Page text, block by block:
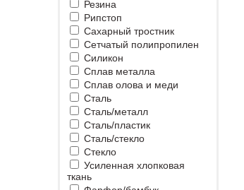
Резина
Рипстоп
Сахарный тростник
Сетчатый полипропилен
Силикон
Сплав металла
Сплав олова и меди
Сталь
Сталь/металл
Сталь/пластик
Сталь/стекло
Стекло
Усиленная хлопковая
ткань